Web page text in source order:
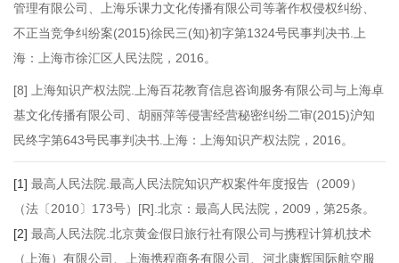
管理有限公司、上海乐课力文化传播有限公司等著作权侵权纠纷、
不正当竞争纠纷案(2015)徐民三(知)初字第1324号民事判决书.上
海：上海市徐汇区人民法院，2016。
[8]
上海知识产权法院.上海百花教育信息咨询服务有限公司与上海卓
基文化传播有限公司、胡丽萍等侵害经营秘密纠纷二审(2015)沪知
民终字第643号民事判决书.上海：上海知识产权法院，2016。
[1] 最高人民法院.最高人民法院知识产权案件年度报告（2009）
（法〔2010〕173号）[R].北京：最高人民法院，2009，第25条。
[2] 最高人民法院.北京黄金假日旅行社有限公司与携程计算机技术
（上海）有限公司、上海携程商务有限公司、河北康辉国际航空服